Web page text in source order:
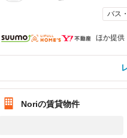
バス
ほか提供
Noriの賃貸物件